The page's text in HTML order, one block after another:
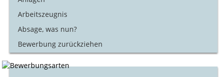
Arbeitszeugnis
Absage, was nun?
Bewerbung zurückziehen